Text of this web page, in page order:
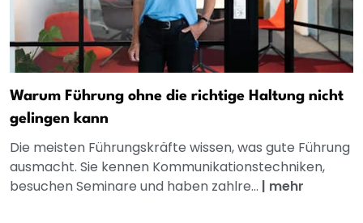
Warum Führung ohne die richtige Haltung nicht
gelingen kann
Die meisten Führungskräfte wissen, was gute Führung
ausmacht. Sie kennen Kommunikationstechniken,
besuchen Seminare und haben zahlre... | mehr